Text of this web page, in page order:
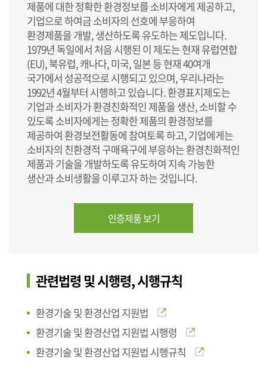
제품에 대한 정확한 환경정보를 소비자에게 제공하고,
기업으로 하여금 소비자의 선호에 부응하여
환경제품을 개발, 생산하도록 유도하는 제도입니다.
1979년 독일에서 처음 시행된 이 제도는 현재 유럽연합
(EU), 북유럽, 캐나다, 미국, 일본 등 현재 40여개
국가에서 성공적으로 시행되고 있으며, 우리나라는
1992년 4월부터 시행하고 있습니다. 환경표지제도는
기업과 소비자가 환경친화적인 제품을 생산, 소비할 수
있도록 소비자에게는 정확한 제품의 환경정보를
제공하여 환경보전활동에 참여토록 하고, 기업에게는
소비자의 친환경적 구매욕구에 부응하는 환경친화적인
제품과 기술을 개발하도록 유도하여 지속 가능한
생산과 소비생활을 이루고자 하는 것입니다.
인증제품 보기
관련법령 및 시행령, 시행규칙
환경기술 및 환경산업 지원법
환경기술 및 환경산업 지원법 시행령
환경기술 및 환경산업 지원법 시행규칙